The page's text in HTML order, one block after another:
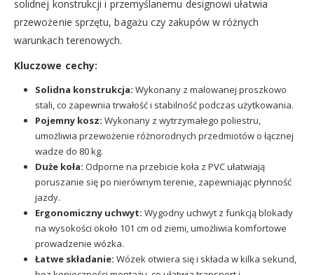
solidnej konstrukcji i przemyślanemu designowi ułatwia
przewożenie sprzętu, bagażu czy zakupów w różnych
warunkach terenowych.
Kluczowe cechy:
Solidna konstrukcja: Wykonany z malowanej proszkowo
stali, co zapewnia trwałość i stabilność podczas użytkowania.
Pojemny kosz: Wykonany z wytrzymałego poliestru,
umożliwia przewożenie różnorodnych przedmiotów o łącznej
wadze do 80 kg.
Duże koła: Odporne na przebicie koła z PVC ułatwiają
poruszanie się po nierównym terenie, zapewniając płynność
jazdy.
Ergonomiczny uchwyt: Wygodny uchwyt z funkcją blokady
na wysokości około 101 cm od ziemi, umożliwia komfortowe
prowadzenie wózka.
Łatwe składanie: Wózek otwiera się i składa w kilka sekund,